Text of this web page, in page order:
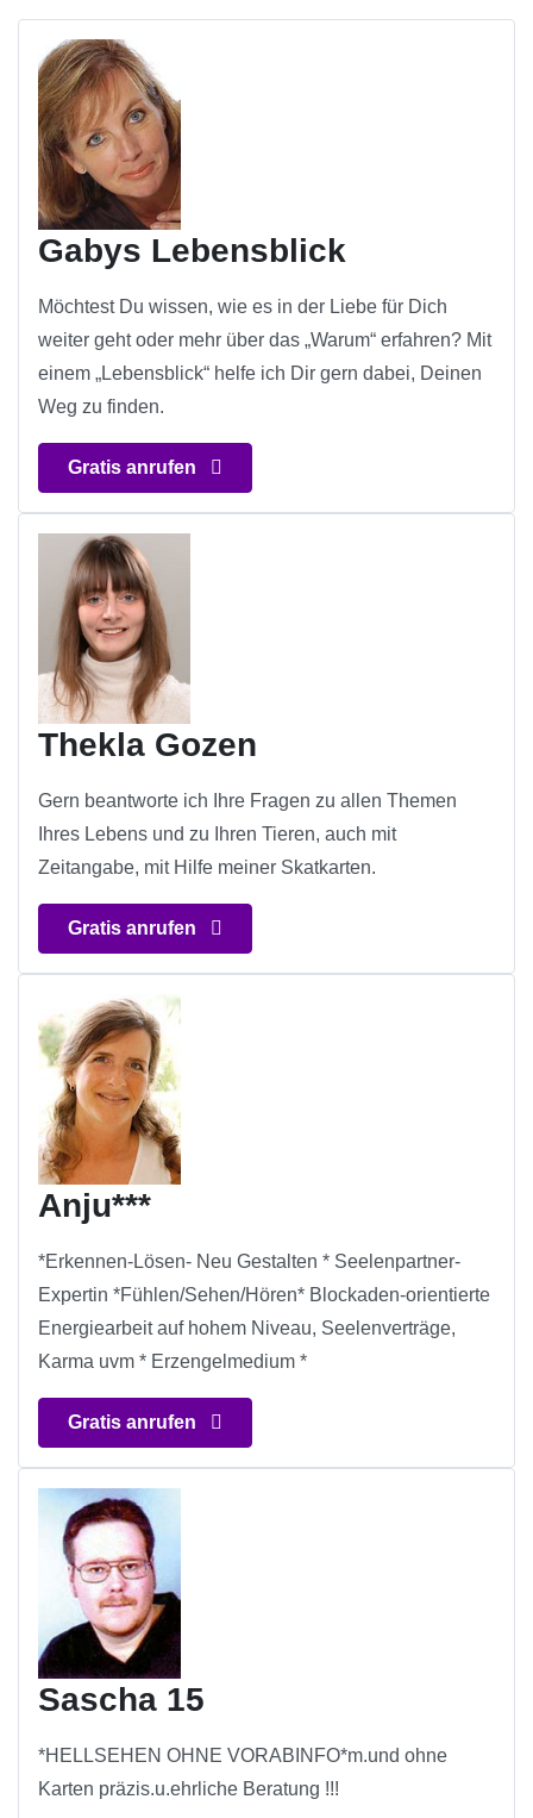
Gabys Lebensblick
Möchtest Du wissen, wie es in der Liebe für Dich
weiter geht oder mehr über das „Warum“ erfahren? Mit
einem „Lebensblick“ helfe ich Dir gern dabei, Deinen
Weg zu finden.
Gratis anrufen
Thekla Gozen
Gern beantworte ich Ihre Fragen zu allen Themen
Ihres Lebens und zu Ihren Tieren, auch mit
Zeitangabe, mit Hilfe meiner Skatkarten.
Gratis anrufen
Anju***
*Erkennen-Lösen- Neu Gestalten * Seelenpartner-
Expertin *Fühlen/Sehen/Hören* Blockaden-orientierte
Energiearbeit auf hohem Niveau, Seelenverträge,
Karma uvm * Erzengelmedium *
Gratis anrufen
Sascha 15
*HELLSEHEN OHNE VORABINFO*m.und ohne
Karten präzis.u.ehrliche Beratung !!!